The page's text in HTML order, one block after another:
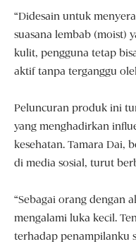
“Didesain untuk
suasana lembab (moist)
kulit, pengguna tetap
aktif tanpa terganggu
Peluncuran produk ini
yang menghadirkan
kesehatan. Tamara Dai,
di media sosial, turut
“Sebagai orang dengan
mengalami luka kecil.
terhadap penampilanku